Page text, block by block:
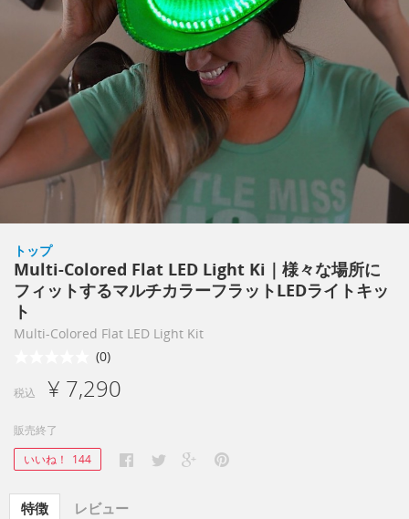
トップ
Multi-Colored Flat LED Light Ki｜様々な場所に
フィットするマルチカラーフラットLEDライトキッ
ト
Multi-Colored Flat LED Light Kit
(0)
税込 ¥ 7,290
販売終了
いいね！
144
特徴 レビュー